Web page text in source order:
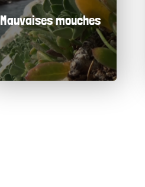
Mauvaises mouches